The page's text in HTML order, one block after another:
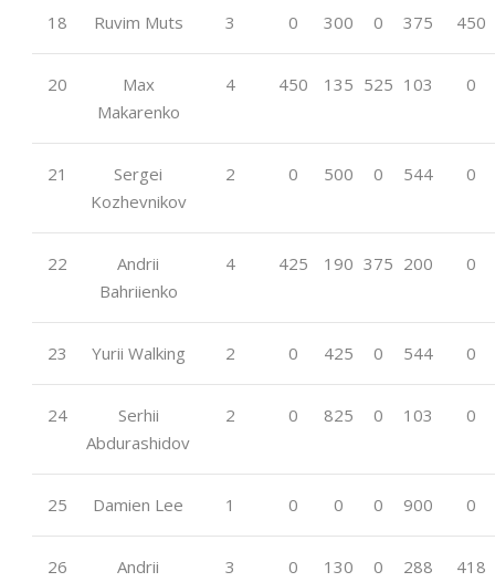
18 Ruvim Muts 3 0 300 0 375 450
20
Max
Makarenko
4 450 135 525 103 0
21
Sergei
Kozhevnikov
2 0 500 0 544 0
22
Andrii
Bahriienko
4 425 190 375 200 0
23 Yurii Walking 2 0 425 0 544 0
24
Serhii
Abdurashidov
2 0 825 0 103 0
25 Damien Lee 1 0 0 0 900 0
26 Andrii 3 0 130 0 288 418